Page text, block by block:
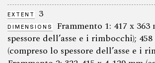
EXTENT 3
DIMENSIONS
Frammento 1: 417 x 363
spessore dell’asse e i rimbocchi);
(compreso lo spessore dell’asse e i